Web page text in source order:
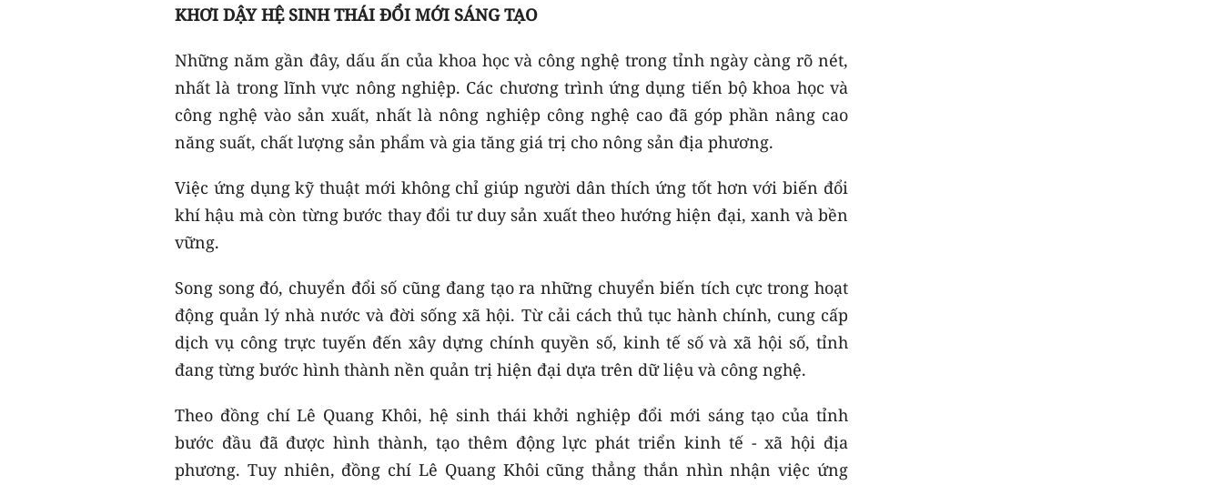
KHƠI DẬY HỆ SINH THÁI ĐỔI MỚI SÁNG TẠO
Những năm gần đây, dấu ấn của khoa học và công nghệ trong tỉnh ngày càng rõ nét,
nhất là trong lĩnh vực nông nghiệp. Các chương trình ứng dụng tiến bộ khoa học và
công nghệ vào sản xuất, nhất là nông nghiệp công nghệ cao đã góp phần nâng cao
năng suất, chất lượng sản phẩm và gia tăng giá trị cho nông sản địa phương.
Việc ứng dụng kỹ thuật mới không chỉ giúp người dân thích ứng tốt hơn với biến đổi
khí hậu mà còn từng bước thay đổi tư duy sản xuất theo hướng hiện đại, xanh và bền
vững.
Song song đó, chuyển đổi số cũng đang tạo ra những chuyển biến tích cực trong hoạt
động quản lý nhà nước và đời sống xã hội. Từ cải cách thủ tục hành chính, cung cấp
dịch vụ công trực tuyến đến xây dựng chính quyền số, kinh tế số và xã hội số, tỉnh
đang từng bước hình thành nền quản trị hiện đại dựa trên dữ liệu và công nghệ.
Theo đồng chí Lê Quang Khôi, hệ sinh thái khởi nghiệp đổi mới sáng tạo của tỉnh
bước đầu đã được hình thành, tạo thêm động lực phát triển kinh tế - xã hội địa
phương. Tuy nhiên, đồng chí Lê Quang Khôi cũng thẳng thắn nhìn nhận việc ứng